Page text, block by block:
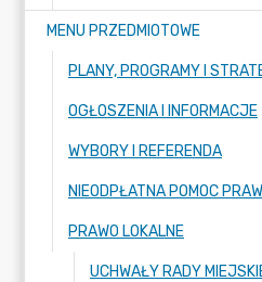
MENU PRZEDMIOTOWE
OGŁOSZENIA I INFORMACJE
WYBORY I REFERENDA
NIEODPŁATNA POMOC
PRAWO LOKALNE
UCHWAŁY RADY